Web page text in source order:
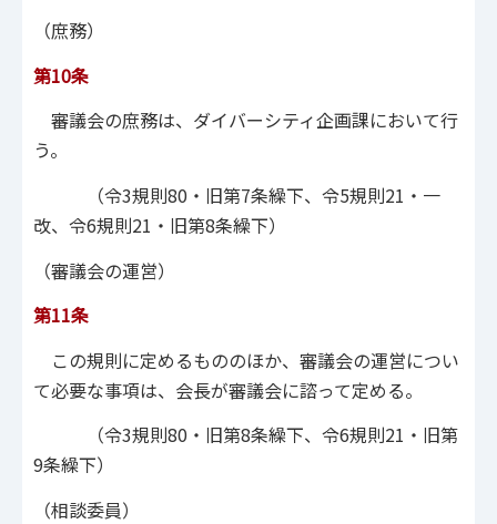
（庶務）
第10条
審議会の庶務は、ダイバーシティ企画課において行
う。
（令3規則80・旧第7条繰下、令5規則21・一
改、令6規則21・旧第8条繰下）
（審議会の運営）
第11条
この規則に定めるもののほか、審議会の運営につい
て必要な事項は、会長が審議会に諮って定める。
（令3規則80・旧第8条繰下、令6規則21・旧第
9条繰下）
（相談委員）